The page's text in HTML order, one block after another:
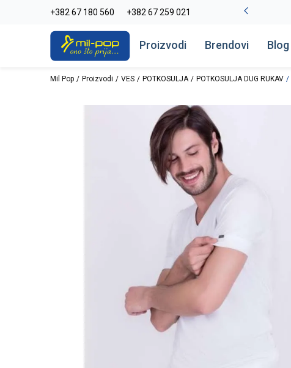
+382 67 180 560 +382 67 259 021
La Plage peškiri do -30% Pogledaj više
Proizvodi Brendovi Blog
Mil Pop Proizvodi VES POTKOSULJA POTKOSULJA DUG RUKAV